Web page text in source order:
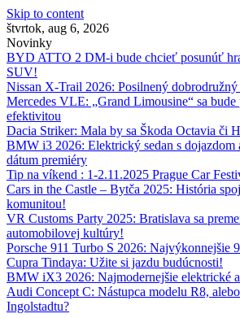
Skip to content
štvrtok, aug 6, 2026
Novinky
BYD ATTO 2 DM-i bude chcieť posunúť
SUV!
Nissan X‑Trail 2026: Posilnený dobrodružný
Mercedes VLE: „Grand Limousine“ sa
efektivitou
Dacia Striker: Mala by sa Škoda Octavia či
BMW i3 2026: Elektrický sedan s dojazdom
dátum premiéry
Tip na víkend : 1-2.11.2025 Prague Car
Cars in the Castle – Bytča 2025: História
komunitou!
VR Customs Party 2025: Bratislava sa
automobilovej kultúry!
Porsche 911 Turbo S 2026: Najvýkonnejšie
Cupra Tindaya: Užite si jazdu budúcnosti!
BMW iX3 2026: Najmodernejšie elektrické
Audi Concept C: Nástupca modelu R8,
Ingolstadtu?